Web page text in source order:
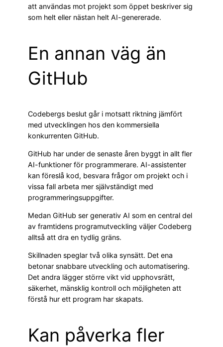
att användas mot projekt som öppet beskriver sig
som helt eller nästan helt AI-genererade.
En annan väg än
GitHub
Codebergs beslut går i motsatt riktning jämfört
med utvecklingen hos den kommersiella
konkurrenten GitHub.
GitHub har under de senaste åren byggt in allt fler
AI-funktioner för programmerare. AI-assistenter
kan föreslå kod, besvara frågor om projekt och i
vissa fall arbeta mer självständigt med
programmeringsuppgifter.
Medan GitHub ser generativ AI som en central del
av framtidens programutveckling väljer Codeberg
alltså att dra en tydlig gräns.
Skillnaden speglar två olika synsätt. Det ena
betonar snabbare utveckling och automatisering.
Det andra lägger större vikt vid upphovsrätt,
säkerhet, mänsklig kontroll och möjligheten att
förstå hur ett program har skapats.
Kan påverka fler